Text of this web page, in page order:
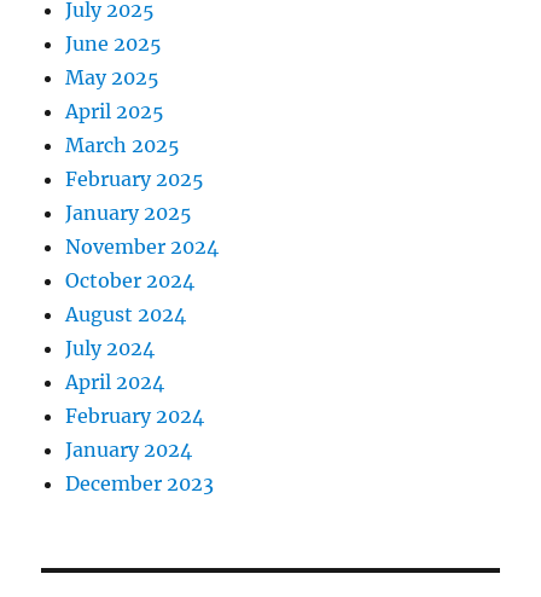
July 2025
June 2025
May 2025
April 2025
March 2025
February 2025
January 2025
November 2024
October 2024
August 2024
July 2024
April 2024
February 2024
January 2024
December 2023